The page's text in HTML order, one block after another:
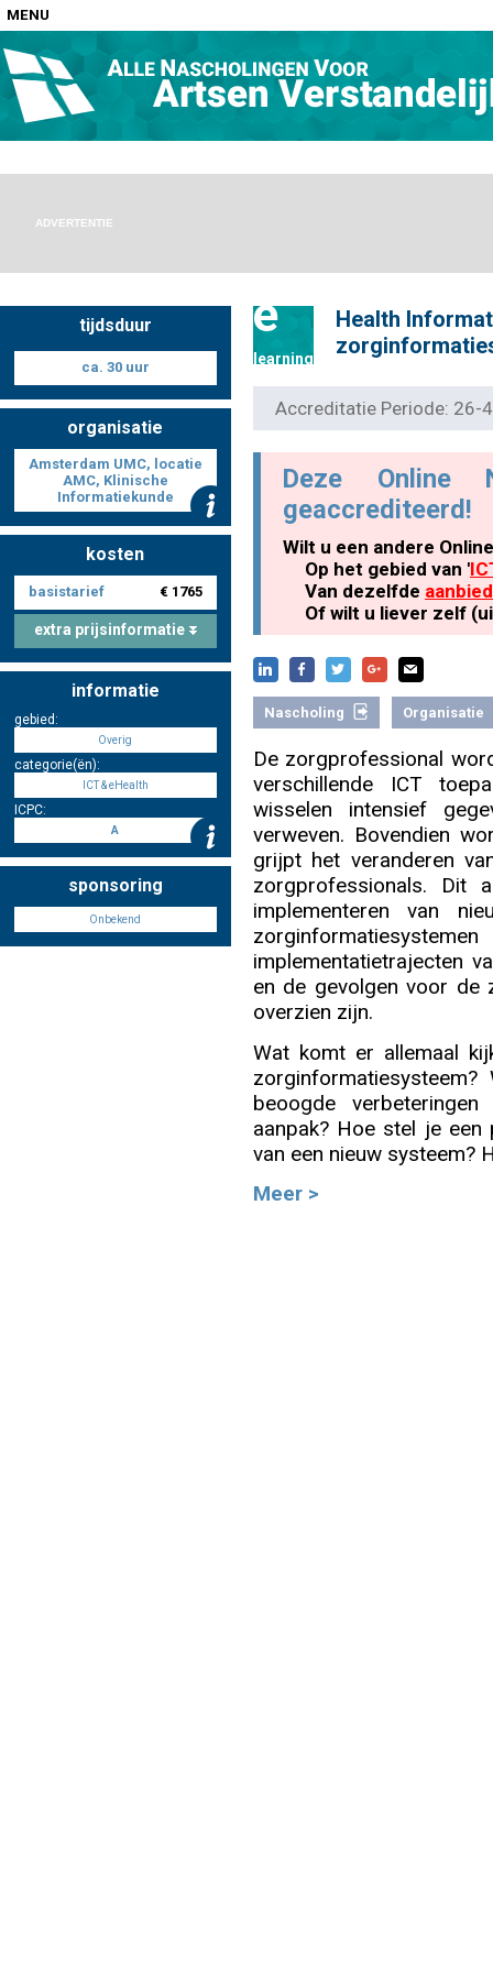
MENU
Home
Nascholingen op locatie (agenda)
Nascholingen online (elearning)
Nascholing aanmelden
Zoek op kaart
Registreren
Inloggen
ADVERTENTIE
tijdsduur
ca. 30 uur
organisatie
Amsterdam UMC, locatie
AMC, Klinische
Informatiekunde
kosten
basistarief € 1765
extra prijsinformatie
informatie
gebied:
Overig
categorie(ën):
ICT & eHealth
ICPC:
A
sponsoring
Onbekend
e
learning
Health
Accreditatie Periode:
Deze Online
geaccrediteerd!
Wilt u een andere
Op het gebied van '
Van dezelfde
Of wilt u liever zelf
Nascholing Organisatie
De zorgprofessional
verschillende ICT
wisselen intensief
verweven. Bovendien
grijpt het veranderen
zorgprofessionals. Dit
implementeren van
implementatietrajecten
en de gevolgen voor de
overzien zijn.
Wat komt er allemaal
beoogde
aanpak? Hoe stel je
van een nieuw systeem?
Meer >